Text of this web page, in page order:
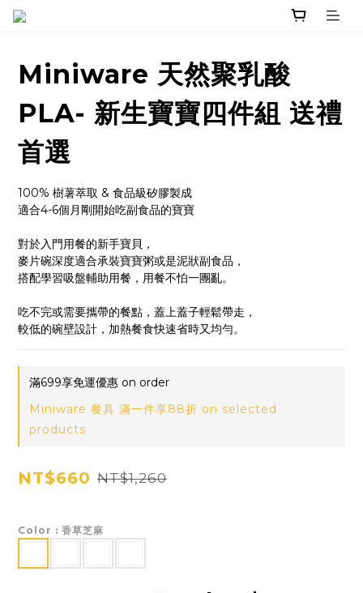
Miniware 天然聚乳酸
PLA- 新生寶寶四件組 送禮
首選
100% 樹薯萃取 & 食品級矽膠製成
適合4-6個月剛開始吃副食品的寶寶
對於入門用餐的新手寶貝，
麥片碗深度適合承裝寶寶粥或是泥狀副食品，
搭配學習吸盤輔助用餐，用餐不怕一團亂。
吃不完或需要攜帶的餐點，蓋上蓋子輕鬆帶走，
較低的碗壁設計，加熱餐食快速省時又均勻。
滿699享免運優惠 on order
Miniware 餐具 滿一件享88折 on selected
products
NT$660 NT$1,260
Color : 香草芝麻